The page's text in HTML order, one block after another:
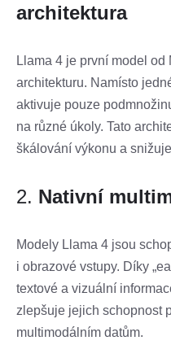
architektura
Llama 4 je první model od
architekturu. Namísto
aktivuje pouze
na různé úkoly. Tato
škálování výkonu a
2. Nativní
Modely Llama 4 jsou
i obrazové vstupy. Díky
textové a vizuální
zlepšuje jejich schopnost
multimodálním datům.